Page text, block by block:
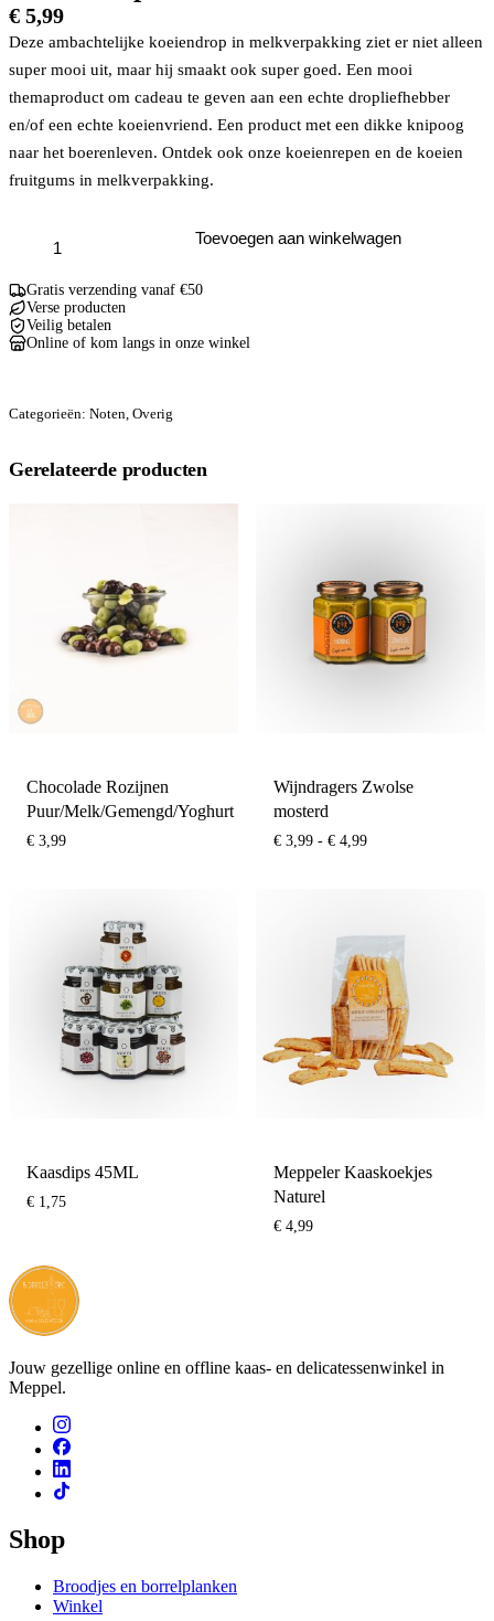
€ 5,99
Deze ambachtelijke koeiendrop in melkverpakking ziet er niet alleen
super mooi uit, maar hij smaakt ook super goed. Een mooi
themaproduct om cadeau te geven aan een echte dropliefhebber
en/of een echte koeienvriend. Een product met een dikke knipoog
naar het boerenleven. Ontdek ook onze koeienrepen en de koeien
fruitgums in melkverpakking.
Toevoegen aan winkelwagen
Gratis verzending vanaf €50
Verse producten
Veilig betalen
Online of kom langs in onze winkel
Categorieën: Noten Overig
Gerelateerde producten
Chocolade Rozijnen
Puur/Melk/Gemengd/Yoghurt
€ 3,99
Wijndragers Zwolse
mosterd
€ 3,99 - € 4,99Prijsklasse:
Kaasdips 45ML
€ 1,75
Meppeler Kaaskoekjes
Naturel
€ 4,99
Jouw gezellige online en offline kaas- en delicatessenwinkel in
Meppel.
Shop
Broodjes en borrelplanken
Winkel